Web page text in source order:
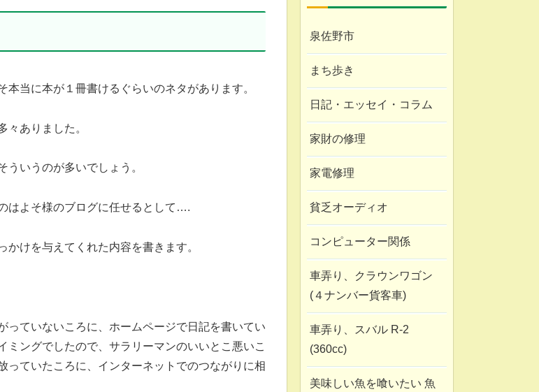
当に本が１冊書けるぐらいのネタがあります。
々ありました。
いうのが多いでしょう。
はよそ様のブログに任せるとして….
けを与えてくれた内容を書きます。
っていないころに、ホームページで日記を書いてい
ングでしたので、サラリーマンのいいとこ悪いこ
っていたころに、インターネットでのつながりに相
泉佐野市
まち歩き
日記・エッセイ・コラム
家財の修理
家電修理
貧乏オーディオ
コンピューター関係
車弄り、クラウンワゴン
(４ナンバー貨客車)
車弄り、スバル R-2
(360cc)
美味しい魚を喰いたい 魚